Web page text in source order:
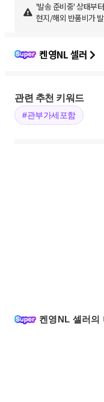
'발송 준비중' 상태부
현지/해외 반품비가
켄영NL 셀러
관련 추천 키워드
#관부가세포함
켄영NL 셀러의